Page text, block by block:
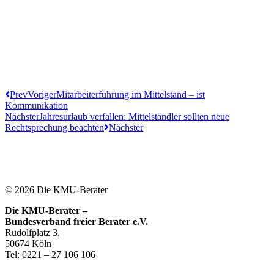
PrevVorigerMitarbeiterführung im Mittelstand – ist
Kommunikation
NächsterJahresurlaub verfallen: Mittelständler sollten neue
Rechtsprechung beachten Nächster
© 2026 Die KMU-Berater
Die KMU-Berater –
Bundesverband freier Berater e.V.
Rudolfplatz 3,
50674 Köln
Tel: 0221 – 27 106 106